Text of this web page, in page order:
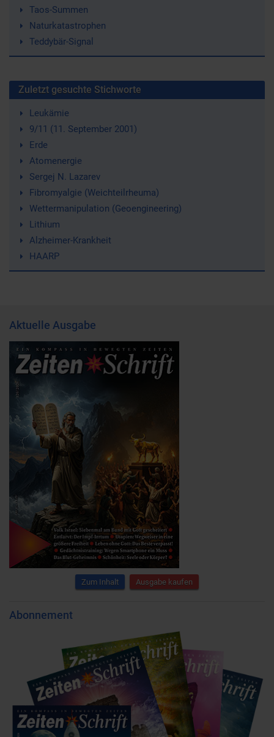
Taos-Summen
Naturkatastrophen
Teddybär-Signal
Zuletzt gesuchte Stichworte
Leukämie
9/11 (11. September 2001)
Erde
Atomenergie
Sergej N. Lazarev
Fibromyalgie (Weichteilrheuma)
Wettermanipulation (Geoengineering)
Lithium
Alzheimer-Krankheit
HAARP
Aktuelle Ausgabe
Zum Inhalt Ausgabe kaufen
Abonnement